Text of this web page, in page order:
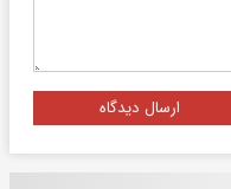
ارسال دیدگاه